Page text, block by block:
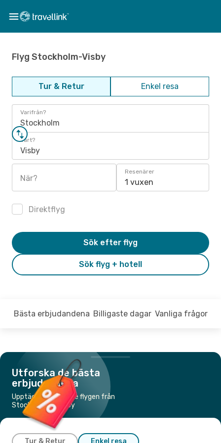
Flyg Stockholm-Visby
Tur & Retur Enkel resa
Varifrån?
Stockholm
Vart?
Visby
När?
Resenärer
1 vuxen
Direktflyg
Sök flyg + hotell
Sök efter flyg
Bästa erbjudandena Billigaste dagar Vanliga frågor
Utforska de bästa
erbjudandena
Upptäck de billigaste flygen från
Stockholm till Visby
Tur & Retur Enkel resa